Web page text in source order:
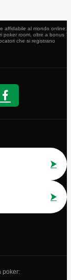
affidabile al mondo online.
poker room, oltre a bonus
che si registrano
poker: